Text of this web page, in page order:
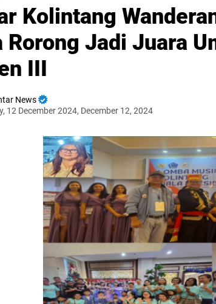
Kolintang
Rorong Jadi Juara
III
News
12 December 2024, December 12, 2024